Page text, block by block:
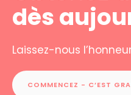
dès
Laissez-nous
COMMENCEZ - C’EST